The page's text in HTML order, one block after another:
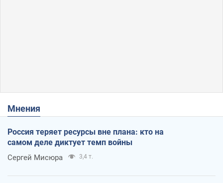
Мнения
Россия теряет ресурсы вне плана: кто на
самом деле диктует темп войны
Сергей Мисюра 3,4 т.